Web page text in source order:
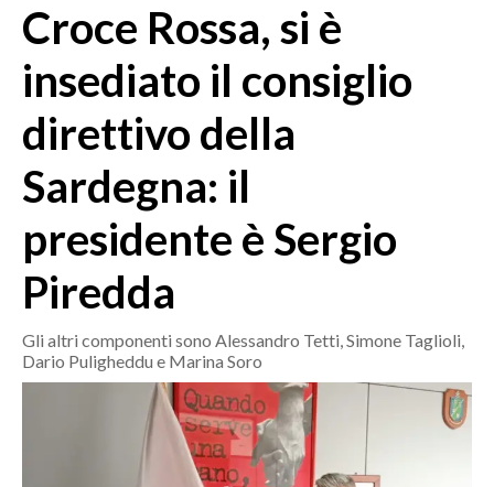
ORISTANO E PROVINCIA
GALLURA
NUORO E PROVINCIA
OGLIASTRA
AGENDA
CRONACA
ITALIA
MONDO
POLITICA
Croce Rossa, si è
insediato il consiglio
direttivo della
Sardegna: il
presidente è Sergio
Piredda
Gli altri componenti sono Alessandro Tetti, Simone Taglioli,
Dario Puligheddu e Marina Soro